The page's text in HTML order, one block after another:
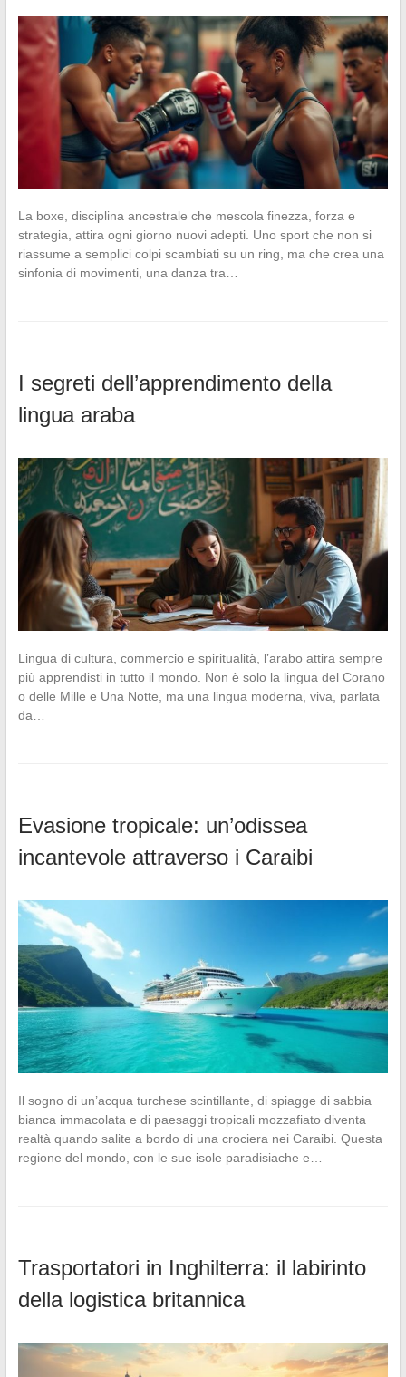
La boxe, disciplina ancestrale che mescola finezza, forza e
strategia, attira ogni giorno nuovi adepti. Uno sport che non si
riassume a semplici colpi scambiati su un ring, ma che crea una
sinfonia di movimenti, una danza tra…
I segreti dell’apprendimento della
lingua araba
Lingua di cultura, commercio e spiritualità, l’arabo attira sempre
più apprendisti in tutto il mondo. Non è solo la lingua del Corano
o delle Mille e Una Notte, ma una lingua moderna, viva, parlata
da…
Evasione tropicale: un’odissea
incantevole attraverso i Caraibi
Il sogno di un’acqua turchese scintillante, di spiagge di sabbia
bianca immacolata e di paesaggi tropicali mozzafiato diventa
realtà quando salite a bordo di una crociera nei Caraibi. Questa
regione del mondo, con le sue isole paradisiache e…
Trasportatori in Inghilterra: il labirinto
della logistica britannica